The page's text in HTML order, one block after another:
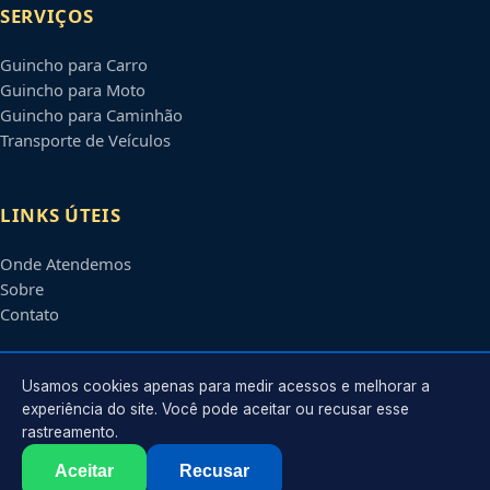
SERVIÇOS
Guincho para Carro
Guincho para Moto
Guincho para Caminhão
Transporte de Veículos
LINKS ÚTEIS
Onde Atendemos
Sobre
Contato
CONTATO
Atendimento em
contato@guinchopertocuritiba.com.br
Usamos cookies apenas para medir acessos e melhorar a
experiência do site. Você pode aceitar ou recusar esse
rastreamento.
Aceitar Recusar